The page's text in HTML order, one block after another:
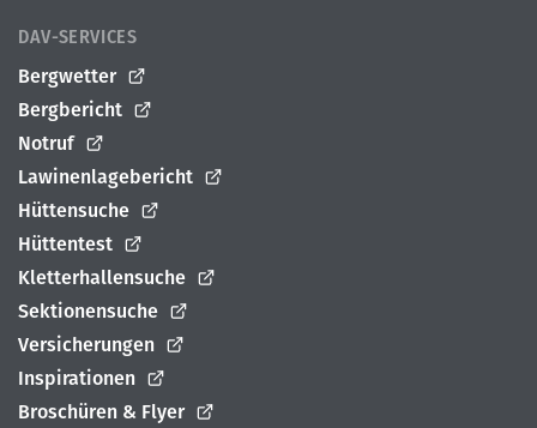
DAV-SERVICES
Bergwetter
Bergbericht
Notruf
Lawinenlagebericht
Hüttensuche
Hüttentest
Kletterhallensuche
Sektionensuche
Versicherungen
Inspirationen
Broschüren & Flyer